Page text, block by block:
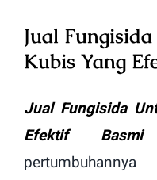
Jual
Kubis Yang
Jual Fungisida
Efektif Basmi